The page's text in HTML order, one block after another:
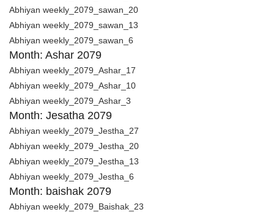
Abhiyan weekly_2079_sawan_20
Abhiyan weekly_2079_sawan_13
Abhiyan weekly_2079_sawan_6
Month: Ashar 2079
Abhiyan weekly_2079_Ashar_17
Abhiyan weekly_2079_Ashar_10
Abhiyan weekly_2079_Ashar_3
Month: Jesatha 2079
Abhiyan weekly_2079_Jestha_27
Abhiyan weekly_2079_Jestha_20
Abhiyan weekly_2079_Jestha_13
Abhiyan weekly_2079_Jestha_6
Month: baishak 2079
Abhiyan weekly_2079_Baishak_23